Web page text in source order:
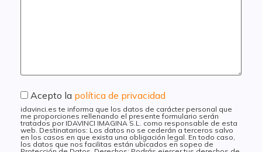
Acepto la política de privacidad
idavinci.es te informa que los datos de carácter personal que
me proporciones rellenando el presente formulario serán
tratados por IDAVINCI IMAGINA S.L. como responsable de esta
web. Destinatarios: Los datos no se cederán a terceros salvo
en los casos en que exista una obligación legal. En todo caso,
los datos que nos facilitas están ubicados en sopeo de